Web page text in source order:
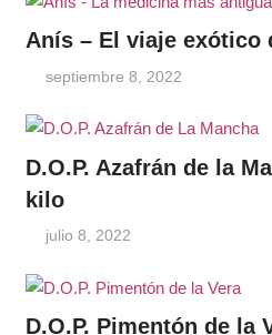
Anís – El viaje exótico
septiembre 8, 2022
D.O.P. Azafrán de la
kilo
julio 8, 2022
D.O.P. Pimentón de la